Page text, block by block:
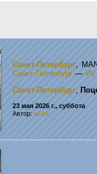
Санкт-Петербург,
Санкт-Петербург — VII
Санкт-Петербург,
23 мая 2026 г., суббота
Автор: wrlck